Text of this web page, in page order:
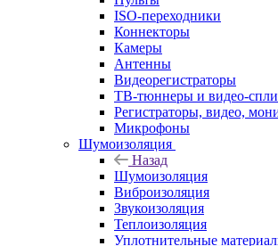
ISO-переходники
Коннекторы
Камеры
Антенны
Видеорегистраторы
ТВ-тюннеры и видео-
Регистраторы, видео,
Микрофоны
Шумоизоляция
Назад
Шумоизоляция
Виброизоляция
Звукоизоляция
Теплоизоляция
Уплотнительные